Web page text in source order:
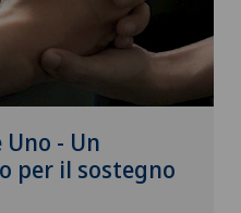
Uno - Un
per il sostegno